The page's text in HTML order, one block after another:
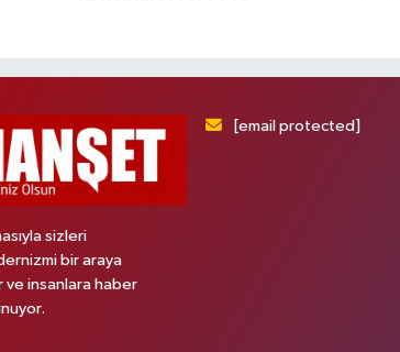
sizleri
bir araya
ve insanlara haber
[email protected]